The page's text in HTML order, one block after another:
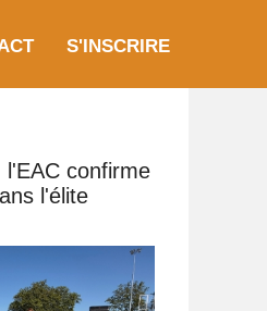
S'INSCRIRE
l'EAC confirme
l'élite